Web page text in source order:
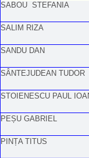
SABOU STEFANIA
SALIM RIZA
SANDU DAN
SÂNTEJUDEAN TUDOR
STOIENESCU PAUL
PEȘU GABRIEL
PINȚA TITUS